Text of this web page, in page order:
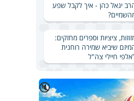
יגאל כהן - איך לקבל שפע
ציציות וספרים מחזקים:
שיביא שמירה רוחנית
חיילי צה"ל
🔇